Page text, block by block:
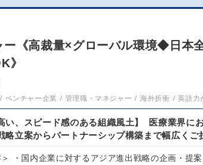
ー《高裁量×グローバル環境◆日本
》
ベンチャー企業 管理職・マネジャー 海外折衝 英語力
い、スピード感のある組織風土】 医療業界に
略立案からパートナーシップ構築まで幅広くご
＞ ・国内企業に対するアジア進出戦略の企画・提